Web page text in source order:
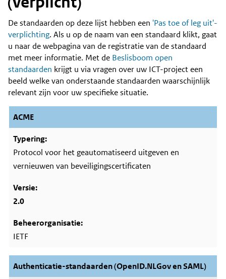
Content
De standaarden op deze lijst hebben een 'Pas toe of leg uit'-
verplichting. Als u op de naam van een standaard klikt, gaat
u naar de webpagina van de registratie van de standaard
met meer informatie. Met de Beslisboom open
standaarden krijgt u via vragen over uw ICT-project een
beeld welke van onderstaande standaarden waarschijnlijk
relevant zijn voor uw specifieke situatie.
ACME
Protocol voor het geautomatiseerd uitgeven en
vernieuwen van beveiligingscertificaten
2.0
IETF
Authenticatie-standaarden (OpenID.NLGov en SAML)